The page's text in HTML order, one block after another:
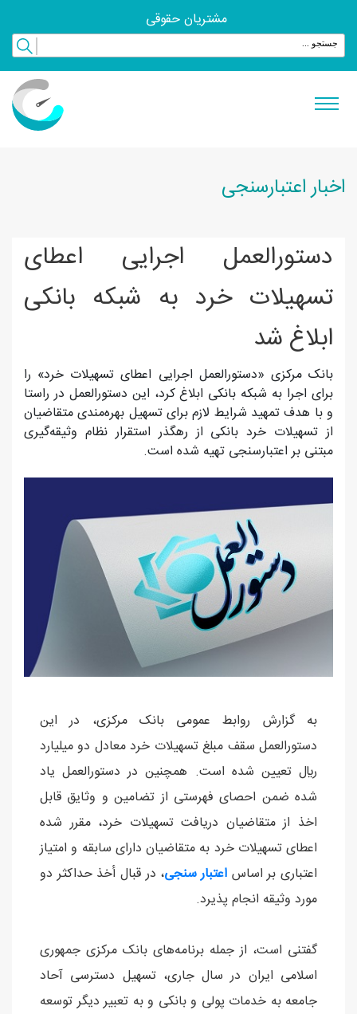
مشتریان حقوقی
اخبار اعتبارسنجی
دستورالعمل اجرایی اعطای
تسهیلات خرد به شبکه بانکی
ابلاغ شد
بانک مرکزی «دستورالعمل اجرایی اعطای تسهیلات خرد» را
برای اجرا به شبکه بانکی ابلاغ کرد، این دستورالعمل در راستا
و با هدف تمهید شرایط لازم برای تسهیل بهره‌مندی متقاضیان
از تسهیلات خرد بانکی از رهگذر استقرار نظام وثیقه‌گیری
مبتنی بر اعتبارسنجی تهیه شده است.
به گزارش روابط عمومی بانک مرکزی، در این
دستورالعمل سقف مبلغ تسهيلات خرد معادل دو ميليارد
ريال تعیین شده است. همچنین در دستورالعمل یاد
شده ضمن احصای فهرستی از تضامین و وثایق قابل
اخذ از متقاضيان دریافت تسهيلات خرد، مقرر شده
اعطای تسهيلات خرد به متقاضيان دارای سابقه و امتياز
اعتباری بر اساس اعتبار سنجی، در قبال أخذ حداکثر دو
مورد وثيقه انجام پذیرد.
گفتنی است، از جمله برنامه‌های بانک مرکزی جمهوری
اسلامی ایران در سال جاری، تسهیل دسترسی آحاد
جامعه به خدمات پولی و بانکی و به تعبیر دیگر توسعه